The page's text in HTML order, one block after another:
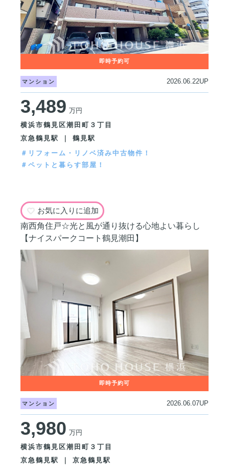
マンション 2026.06.22UP
3,489 万円
横浜市鶴見区潮田町３丁目
京急鶴見駅 ｜ 鶴見駅
＃リフォーム・リノベ済み中古物件！
＃ペットと暮らす部屋！
お気に入りに追加
南西角住戸☆光と風が通り抜ける心地よい暮らし
【ナイスパークコート鶴見潮田】
マンション 2026.06.07UP
3,980 万円
横浜市鶴見区潮田町３丁目
京急鶴見駅 ｜ 京急鶴見駅